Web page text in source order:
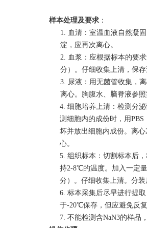
样本处理及要求 ：
1. 血清：室温血液自然凝
淀，应再次离心。
2. 血浆：应根据标本的要
分）。仔细收集上清，保
3. 尿液：用无菌管收集，
离心。胸腹水、脑脊液参
4. 细胞培养上清：检测分
测细胞内的成份时，用
坏并放出细胞内成份。离
心。
5. 组织标本：切割标本后
持2-8℃的温度。加入一定
分）。仔细收集上清。分
6. 标本采集后尽早进行提
于-20℃保存，但应避免反
7. 不能检测含NaN3的样品